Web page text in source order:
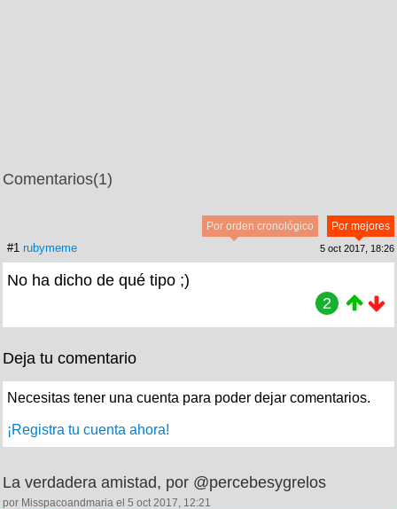
Comentarios(1)
Por mejores
Por orden cronológico
#1 rubymeme 5 oct 2017, 18:26
No ha dicho de qué tipo ;)
2
Deja tu comentario
Necesitas tener una cuenta para poder dejar comentarios.
¡Registra tu cuenta ahora!
La verdadera amistad, por @percebesygrelos
por Misspacoandmaria el 5 oct 2017, 12:21